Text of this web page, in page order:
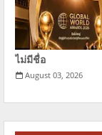
ไม่มีชื่อ
August 03, 2026